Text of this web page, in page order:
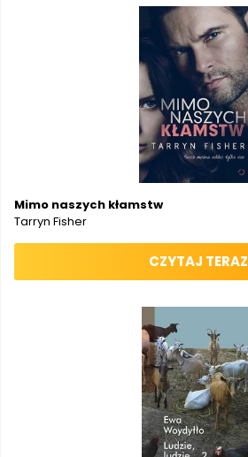
Mimo naszych kłamstw
Tarryn Fisher
CZYTAJ TERAZ